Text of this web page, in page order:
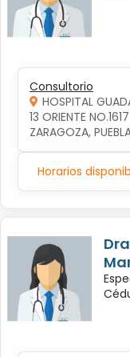
Consultorio
HOSPITAL
13 ORIENTE
ZARAGOZA,
Horarios